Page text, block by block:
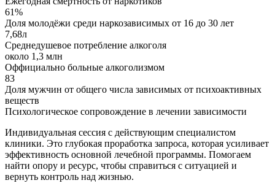
61%
Доля молодёжи среди наркозависимых от 16 до 30 лет
7,68л
Среднедушевое потребление алкоголя
около 1,3 млн
Оффициально больные алкоголизмом
83
Доля мужчин от общего числа зависимых от психоактивных
веществ
Психологическое сопровождение в лечении зависимости
Индивидуальная сессия с действующим специалистом
клиники. Это глубокая проработка запроса, которая усиливает
эффективность основной лечебной программы. Помогаем
найти опору и ресурс, чтобы справиться с ситуацией и
вернуть контроль над жизнью.